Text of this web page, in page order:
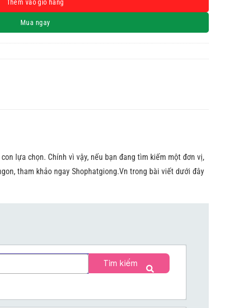
Thêm vào giỏ hàng
Mua ngay
lựa chọn. Chính vì vậy, nếu bạn đang tìm kiếm một đơn vị,
tham khảo ngay Shophatgiong.Vn trong bài viết dưới đây
Tìm kiếm